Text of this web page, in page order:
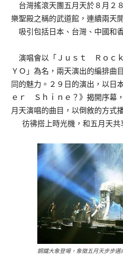
台灣搖滾天團五月天於８月２
樂聖殿之稱的武道館，連續兩天
吸引包括日本、台灣、中國和
演唱會以「Ｊｕｓｔ Ｒｏ
ＹＯ」為名，兩天演出的編排曲
同的魅力。２９日的演出，以
ｅｒ Ｓｈｉｎｅ？》揭開序幕
月天演唱的曲目，以倒敘的方式
彷彿搭上時光機，和五月天共
鋼鐵大象登場，象徵五月天步步